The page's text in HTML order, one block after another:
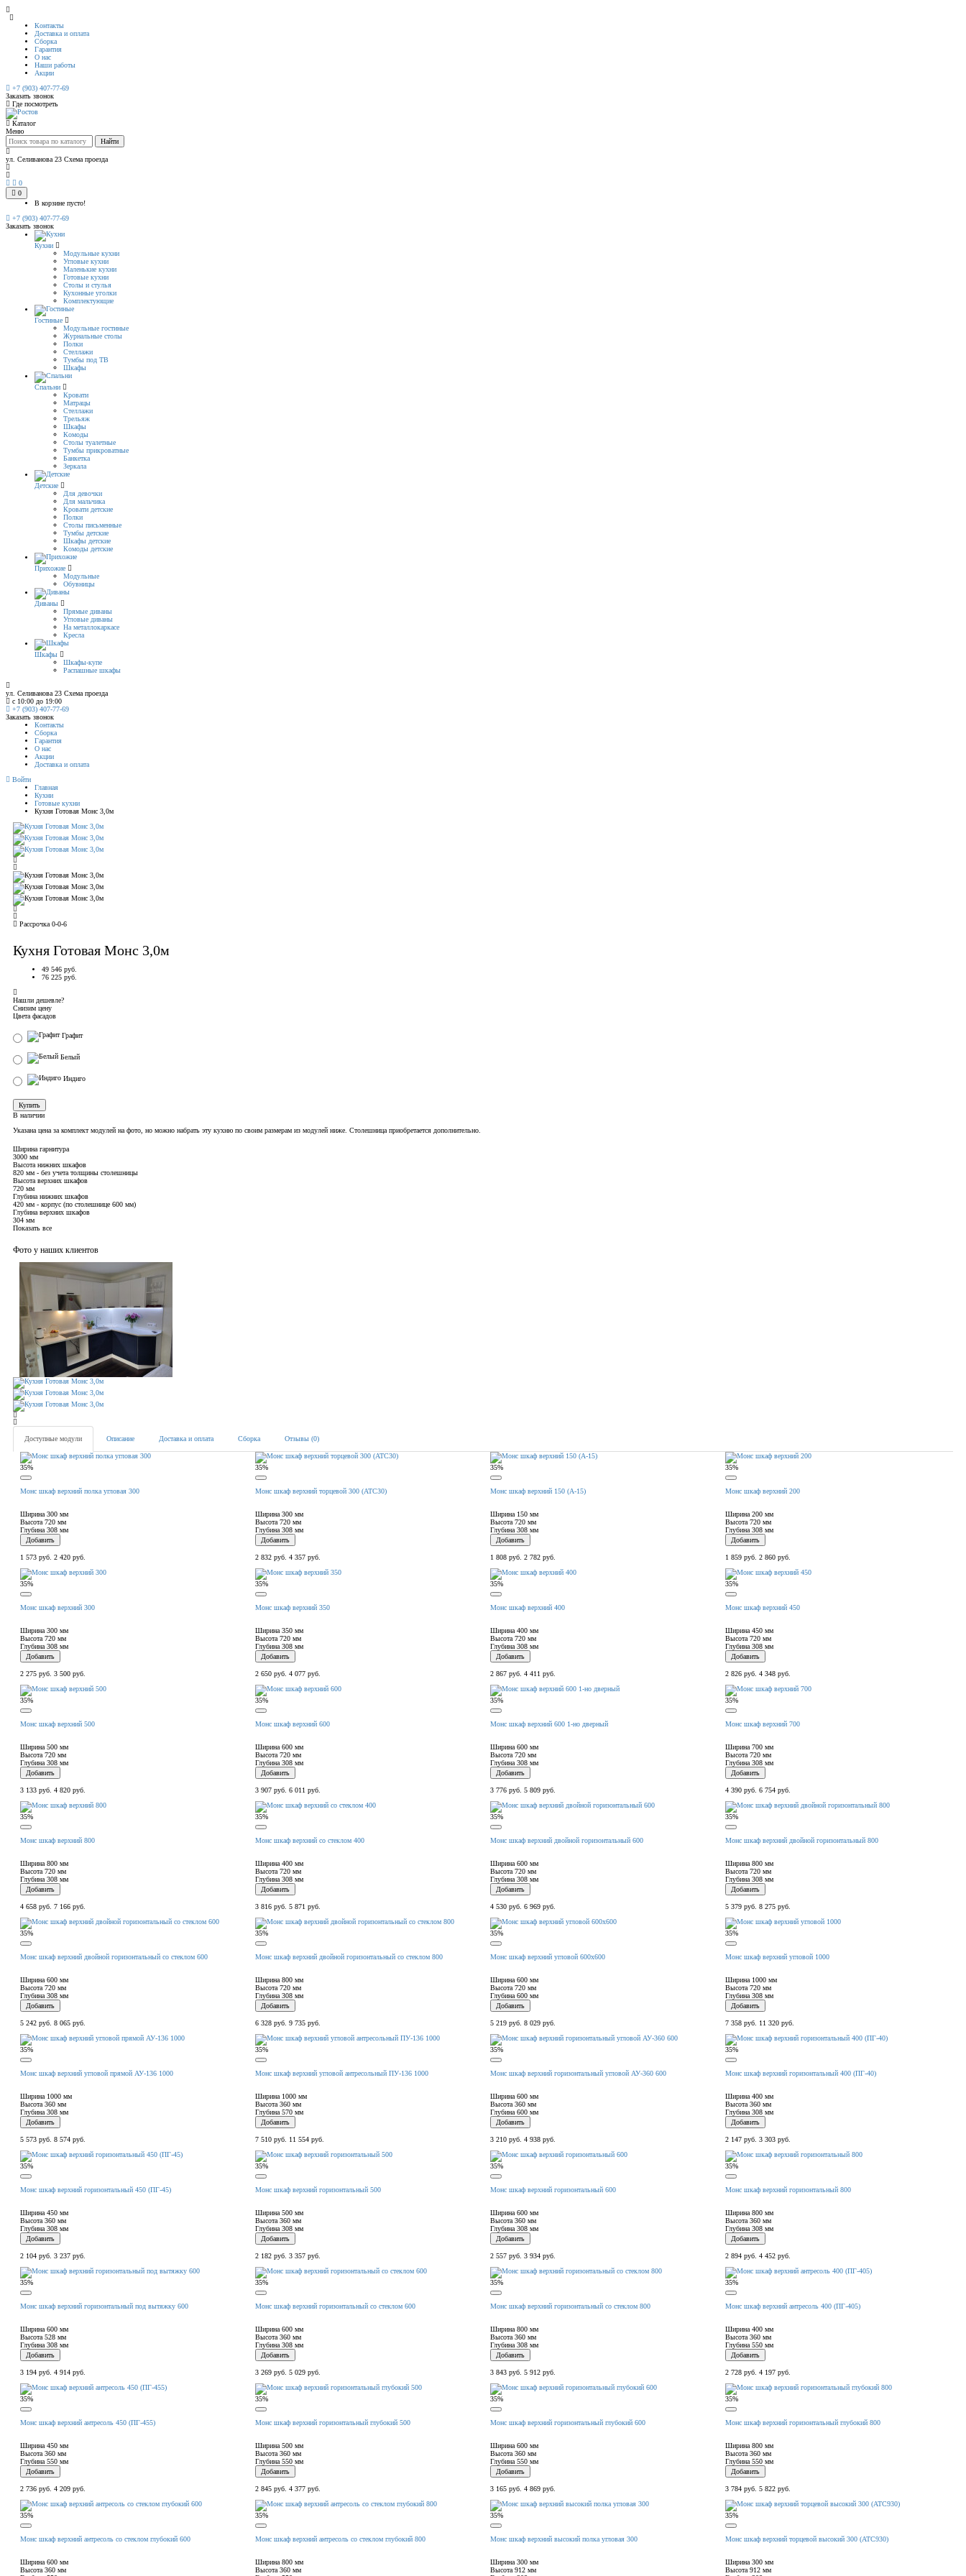
Контакты
Доставка и оплата
Сборка
Гарантия
О нас
Наши работы
Акции
+7 (903) 407-77-69
Заказать звонок
Где посмотреть
Каталог
Меню
Найти
ул. Селиванова 23 Схема проезда
0
0
В корзине пусто!
+7 (903) 407-77-69
Заказать звонок
Кухни
Модульные кухни
Угловые кухни
Маленькие кухни
Готовые кухни
Столы и стулья
Кухонные уголки
Комплектующие
Гостиные
Модульные гостиные
Журнальные столы
Полки
Стеллажи
Тумбы под ТВ
Шкафы
Спальни
Кровати
Матрацы
Стеллажи
Трельяж
Шкафы
Комоды
Столы туалетные
Тумбы прикроватные
Банкетка
Зеркала
Детские
Для девочки
Для мальчика
Кровати детские
Полки
Столы письменные
Тумбы детские
Шкафы детские
Комоды детские
Прихожие
Модульные
Обувницы
Диваны
Прямые диваны
Угловые диваны
На металлокаркасе
Кресла
Шкафы
Шкафы-купе
Распашные шкафы
ул. Селиванова 23 Схема проезда
с 10:00 до 19:00
+7 (903) 407-77-69
Заказать звонок
Контакты
Сборка
Гарантия
О нас
Акции
Доставка и оплата
Войти
Главная
Кухни
Готовые кухни
Кухня Готовая Монс 3,0м
Рассрочка 0-0-6
Кухня Готовая Монс 3,0м
49 546 руб.
76 225 руб.
Нашли дешевле?
Снизим цену
Цвета фасадов
Графит
Белый
Индиго
Купить
В наличии
Указана цена за комплект модулей на фото, но можно набрать эту кухню по своим размерам из модулей ниже. Столешница приобретается дополнительно.
Ширина гарнитура
3000 мм
Высота нижних шкафов
820 мм - без учета толщины столешницы
Высота верхних шкафов
720 мм
Глубина нижних шкафов
420 мм - корпус (по столешнице 600 мм)
Глубина верхних шкафов
304 мм
Показать все
Фото у наших клиентов
Доступные модули Описание Доставка и оплата Сборка Отзывы (0)
35%
Монс шкаф верхний полка угловая 300
Ширина 300 мм
Высота 720 мм
Глубина 308 мм
Добавить
1 573 руб. 2 420 руб.
35%
Монс шкаф верхний торцевой 300 (АТС30)
Ширина 300 мм
Высота 720 мм
Глубина 308 мм
Добавить
2 832 руб. 4 357 руб.
35%
Монс шкаф верхний 150 (А-15)
Ширина 150 мм
Высота 720 мм
Глубина 308 мм
Добавить
1 808 руб. 2 782 руб.
35%
Монс шкаф верхний 200
Ширина 200 мм
Высота 720 мм
Глубина 308 мм
Добавить
1 859 руб. 2 860 руб.
35%
Монс шкаф верхний 300
Ширина 300 мм
Высота 720 мм
Глубина 308 мм
Добавить
2 275 руб. 3 500 руб.
35%
Монс шкаф верхний 350
Ширина 350 мм
Высота 720 мм
Глубина 308 мм
Добавить
2 650 руб. 4 077 руб.
35%
Монс шкаф верхний 400
Ширина 400 мм
Высота 720 мм
Глубина 308 мм
Добавить
2 867 руб. 4 411 руб.
35%
Монс шкаф верхний 450
Ширина 450 мм
Высота 720 мм
Глубина 308 мм
Добавить
2 826 руб. 4 348 руб.
35%
Монс шкаф верхний 500
Ширина 500 мм
Высота 720 мм
Глубина 308 мм
Добавить
3 133 руб. 4 820 руб.
35%
Монс шкаф верхний 600
Ширина 600 мм
Высота 720 мм
Глубина 308 мм
Добавить
3 907 руб. 6 011 руб.
35%
Монс шкаф верхний 600 1-но дверный
Ширина 600 мм
Высота 720 мм
Глубина 308 мм
Добавить
3 776 руб. 5 809 руб.
35%
Монс шкаф верхний 700
Ширина 700 мм
Высота 720 мм
Глубина 308 мм
Добавить
4 390 руб. 6 754 руб.
35%
Монс шкаф верхний 800
Ширина 800 мм
Высота 720 мм
Глубина 308 мм
Добавить
4 658 руб. 7 166 руб.
35%
Монс шкаф верхний со стеклом 400
Ширина 400 мм
Высота 720 мм
Глубина 308 мм
Добавить
3 816 руб. 5 871 руб.
35%
Монс шкаф верхний двойной горизонтальный 600
Ширина 600 мм
Высота 720 мм
Глубина 308 мм
Добавить
4 530 руб. 6 969 руб.
35%
Монс шкаф верхний двойной горизонтальный 800
Ширина 800 мм
Высота 720 мм
Глубина 308 мм
Добавить
5 379 руб. 8 275 руб.
35%
Монс шкаф верхний двойной горизонтальный со стеклом 600
Ширина 600 мм
Высота 720 мм
Глубина 308 мм
Добавить
5 242 руб. 8 065 руб.
35%
Монс шкаф верхний двойной горизонтальный со стеклом 800
Ширина 800 мм
Высота 720 мм
Глубина 308 мм
Добавить
6 328 руб. 9 735 руб.
35%
Монс шкаф верхний угловой 600х600
Ширина 600 мм
Высота 720 мм
Глубина 600 мм
Добавить
5 219 руб. 8 029 руб.
35%
Монс шкаф верхний угловой 1000
Ширина 1000 мм
Высота 720 мм
Глубина 308 мм
Добавить
7 358 руб. 11 320 руб.
35%
Монс шкаф верхний угловой прямой АУ-136 1000
Ширина 1000 мм
Высота 360 мм
Глубина 308 мм
Добавить
5 573 руб. 8 574 руб.
35%
Монс шкаф верхний угловой антресольный ПУ-136 1000
Ширина 1000 мм
Высота 360 мм
Глубина 570 мм
Добавить
7 510 руб. 11 554 руб.
35%
Монс шкаф верхний горизонтальный угловой АУ-360 600
Ширина 600 мм
Высота 360 мм
Глубина 600 мм
Добавить
3 210 руб. 4 938 руб.
35%
Монс шкаф верхний горизонтальный 400 (ПГ-40)
Ширина 400 мм
Высота 360 мм
Глубина 308 мм
Добавить
2 147 руб. 3 303 руб.
35%
Монс шкаф верхний горизонтальный 450 (ПГ-45)
Ширина 450 мм
Высота 360 мм
Глубина 308 мм
Добавить
2 104 руб. 3 237 руб.
35%
Монс шкаф верхний горизонтальный 500
Ширина 500 мм
Высота 360 мм
Глубина 308 мм
Добавить
2 182 руб. 3 357 руб.
35%
Монс шкаф верхний горизонтальный 600
Ширина 600 мм
Высота 360 мм
Глубина 308 мм
Добавить
2 557 руб. 3 934 руб.
35%
Монс шкаф верхний горизонтальный 800
Ширина 800 мм
Высота 360 мм
Глубина 308 мм
Добавить
2 894 руб. 4 452 руб.
35%
Монс шкаф верхний горизонтальный под вытяжку 600
Ширина 600 мм
Высота 528 мм
Глубина 308 мм
Добавить
3 194 руб. 4 914 руб.
35%
Монс шкаф верхний горизонтальный со стеклом 600
Ширина 600 мм
Высота 360 мм
Глубина 308 мм
Добавить
3 269 руб. 5 029 руб.
35%
Монс шкаф верхний горизонтальный со стеклом 800
Ширина 800 мм
Высота 360 мм
Глубина 308 мм
Добавить
3 843 руб. 5 912 руб.
35%
Монс шкаф верхний антресоль 400 (ПГ-405)
Ширина 400 мм
Высота 360 мм
Глубина 550 мм
Добавить
2 728 руб. 4 197 руб.
35%
Монс шкаф верхний антресоль 450 (ПГ-455)
Ширина 450 мм
Высота 360 мм
Глубина 550 мм
Добавить
2 736 руб. 4 209 руб.
35%
Монс шкаф верхний горизонтальный глубокий 500
Ширина 500 мм
Высота 360 мм
Глубина 550 мм
Добавить
2 845 руб. 4 377 руб.
35%
Монс шкаф верхний горизонтальный глубокий 600
Ширина 600 мм
Высота 360 мм
Глубина 550 мм
Добавить
3 165 руб. 4 869 руб.
35%
Монс шкаф верхний горизонтальный глубокий 800
Ширина 800 мм
Высота 360 мм
Глубина 550 мм
Добавить
3 784 руб. 5 822 руб.
35%
Монс шкаф верхний антресоль со стеклом глубокий 600
Ширина 600 мм
Высота 360 мм
35%
Монс шкаф верхний антресоль со стеклом глубокий 800
Ширина 800 мм
Высота 360 мм
35%
Монс шкаф верхний высокий полка угловая 300
Ширина 300 мм
Высота 912 мм
35%
Монс шкаф верхний торцевой высокий 300 (АТС930)
Ширина 300 мм
Высота 912 мм